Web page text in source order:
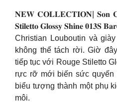
𝐍𝐄𝐖 𝐂𝐎𝐋𝐋𝐄𝐂𝐓𝐈𝐎𝐍| 𝐒𝐨𝐧
𝐒𝐭𝐢𝐥𝐞𝐭𝐭𝐨 𝐆𝐥𝐨𝐬𝐬𝐲 𝐒𝐡𝐢𝐧𝐞 𝟎𝟏𝟑𝐒
Christian Louboutin và
không thể tách rời. Giờ
tiếp tục với Rouge Stiletto
rực rỡ mới biến sức quyến
biểu tượng thành một phụ
môi.